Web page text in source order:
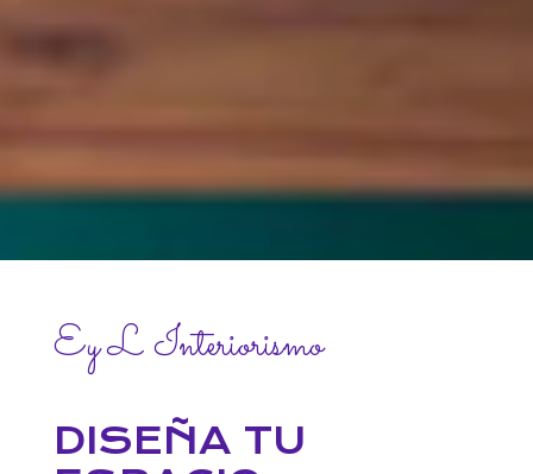
Ey L Interiorismo
DISEÑA TU